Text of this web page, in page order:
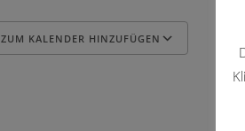
ZUM KALENDER HINZUFÜGEN